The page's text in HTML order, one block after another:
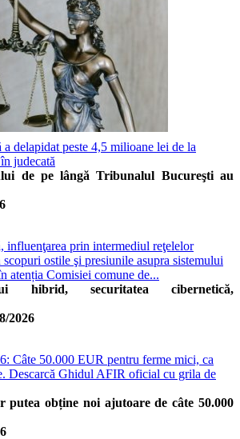
a delapidat peste 4,5 milioane lei de la
judecată
de pe lângă Tribunalul Bucureşti au
influenţarea prin intermediul reţelelor
ostile şi presiunile asupra sistemului
atenția Comisiei comune de...
hibrid, securitatea cibernetică,
2026
Câte 50.000 EUR pentru ferme mici, ca
Descarcă Ghidul AFIR oficial cu grila de
putea obține noi ajutoare de câte 50.000